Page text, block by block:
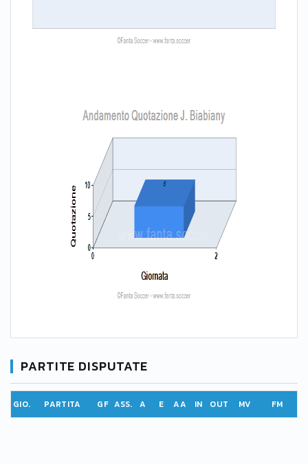
PARTITE DISPUTATE
GIO. PARTITA GF ASS. A E AA IN OUT MV FM